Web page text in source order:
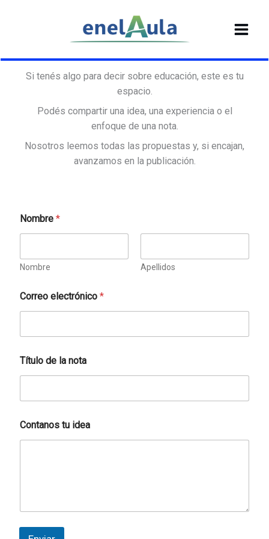
Si tenés algo para decir sobre educación, este es tu
espacio.
Podés compartir una idea, una experiencia o el
enfoque de una nota.
Nosotros leemos todas las propuestas y, si encajan,
avanzamos en la publicación.
Nombre *
Nombre Apellidos
Correo electrónico *
a
a
Título de la nota
Contanos tu idea